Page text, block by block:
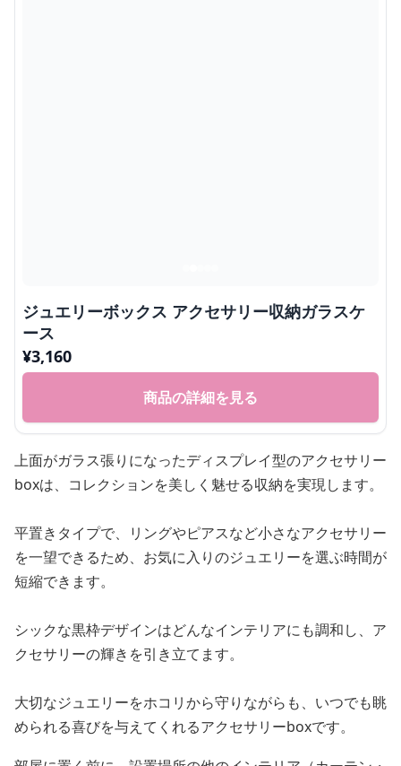
ジュエリーボックス アクセサリー収納ガラスケ
ース
¥3,160
商品の詳細を見る
上面がガラス張りになったディスプレイ型のアクセサリー
boxは、コレクションを美しく魅せる収納を実現します。
平置きタイプで、リングやピアスなど小さなアクセサリー
を一望できるため、お気に入りのジュエリーを選ぶ時間が
短縮できます。
シックな黒枠デザインはどんなインテリアにも調和し、ア
クセサリーの輝きを引き立てます。
大切なジュエリーをホコリから守りながらも、いつでも眺
められる喜びを与えてくれるアクセサリーboxです。